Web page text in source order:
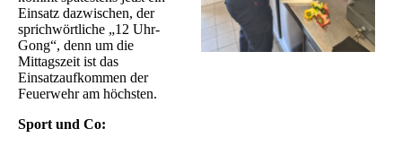
Einsatz dazwischen, der
sprichwörtliche „12 Uhr-
Gong“, denn um die
Mittagszeit ist das
Einsatzaufkommen der
Feuerwehr am höchsten.
Sport und Co: